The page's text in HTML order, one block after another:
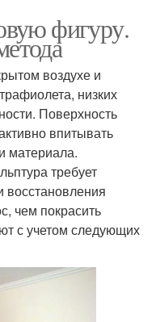
фигуру.
воздухе и
низких
Поверхность
впитывать
материала.
требует
восстановления
чем покрасить
с учетом следующих